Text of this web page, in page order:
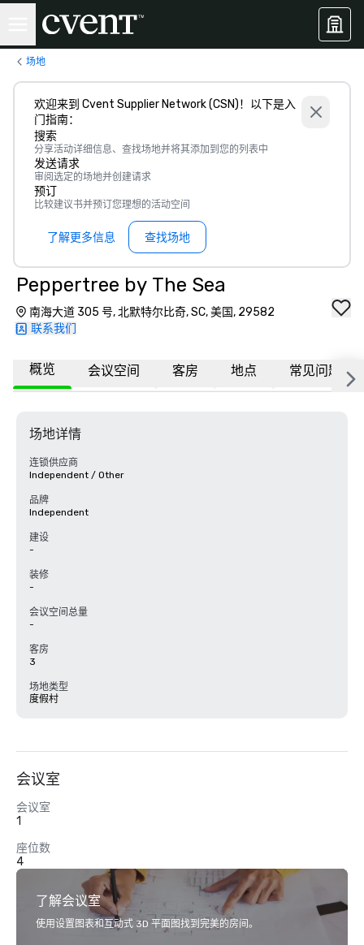
场地
欢迎来到 Cvent Supplier Network (CSN)！以下是入
门指南：
搜索
分享活动详细信息、查找场地并将其添加到您的列表中
发送请求
审阅选定的场地并创建请求
预订
比较建议书并预订您理想的活动空间
了解更多信息 查找场地
Peppertree by The Sea
南海大道 305 号, 北默特尔比奇, SC, 美国, 29582
联系我们
概览 会议空间 客房 地点 常见问题
场地详情
连锁供应商
Independent / Other
品牌
Independent
建设
-
装修
-
会议空间总量
-
客房
3
场地类型
度假村
会议室
会议室
1
座位数
4
了解会议室
使用设置图表和互动式 3D 平面图找到完美的房间。